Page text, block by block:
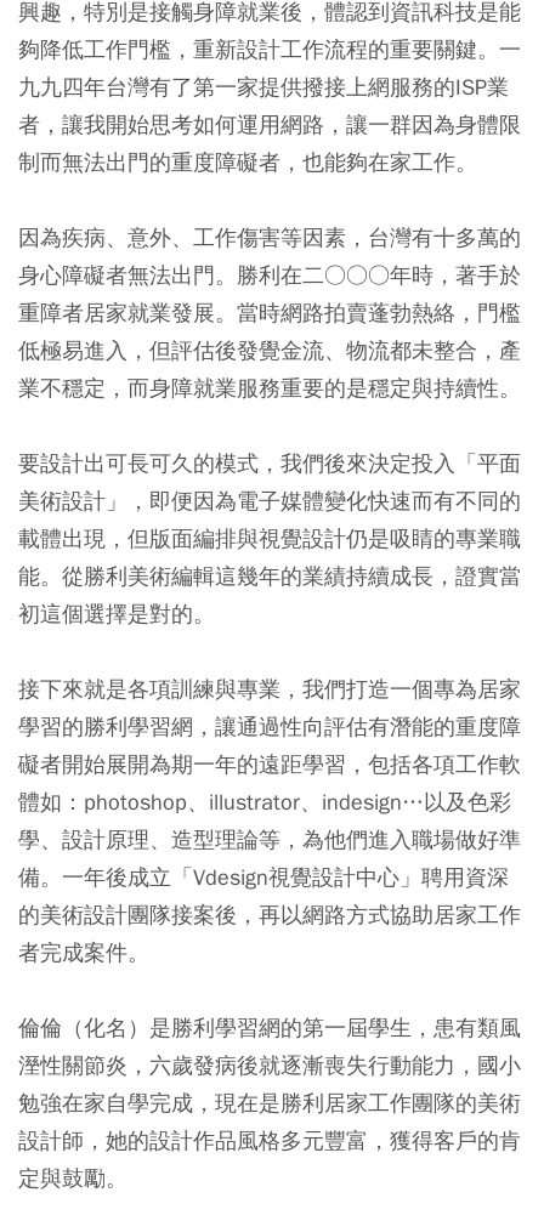
興趣，特別是接觸身障就業後，體認到資訊科技是能
夠降低工作門檻，重新設計工作流程的重要關鍵。一
九九四年台灣有了第一家提供撥接上網服務的ISP業
者，讓我開始思考如何運用網路，讓一群因為身體限
制而無法出門的重度障礙者，也能夠在家工作。
因為疾病、意外、工作傷害等因素，台灣有十多萬的
身心障礙者無法出門。勝利在二○○○年時，著手於
重障者居家就業發展。當時網路拍賣蓬勃熱絡，門檻
低極易進入，但評估後發覺金流、物流都未整合，產
業不穩定，而身障就業服務重要的是穩定與持續性。
要設計出可長可久的模式，我們後來決定投入「平面
美術設計」，即便因為電子媒體變化快速而有不同的
載體出現，但版面編排與視覺設計仍是吸睛的專業職
能。從勝利美術編輯這幾年的業績持續成長，證實當
初這個選擇是對的。
接下來就是各項訓練與專業，我們打造一個專為居家
學習的勝利學習網，讓通過性向評估有潛能的重度障
礙者開始展開為期一年的遠距學習，包括各項工作軟
體如：photoshop、illustrator、indesign…以及色彩
學、設計原理、造型理論等，為他們進入職場做好準
備。一年後成立「Vdesign視覺設計中心」聘用資深
的美術設計團隊接案後，再以網路方式協助居家工作
者完成案件。
倫倫（化名）是勝利學習網的第一屆學生，患有類風
溼性關節炎，六歲發病後就逐漸喪失行動能力，國小
勉強在家自學完成，現在是勝利居家工作團隊的美術
設計師，她的設計作品風格多元豐富，獲得客戶的肯
定與鼓勵。